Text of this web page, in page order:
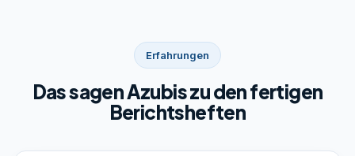
Erfahrungen
Das sagen Azubis zu den fertigen
Berichtsheften